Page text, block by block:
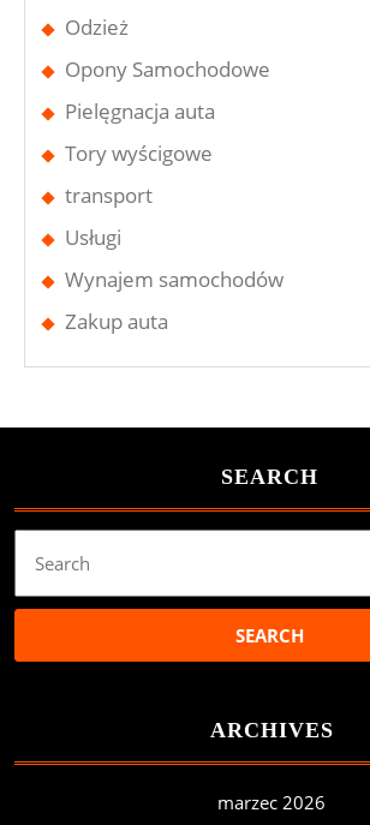
Odzież
Opony Samochodowe
Pielęgnacja auta
Tory wyścigowe
transport
Usługi
Wynajem samochodów
Zakup auta
SEARCH
for:
ARCHIVES
marzec 2026